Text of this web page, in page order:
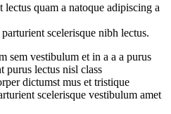
quam a natoque adipiscing a
scelerisque nibh lectus.
sem vestibulum et in a a a purus
purus lectus nisl class
dictumst mus et tristique
scelerisque vestibulum amet